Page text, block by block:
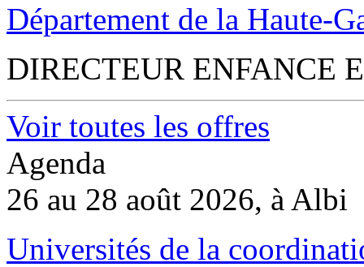
Département de la Haute-
DIRECTEUR ENFANCE
Voir toutes les offres
Agenda
26 au 28 août 2026, à Albi
Universités de la